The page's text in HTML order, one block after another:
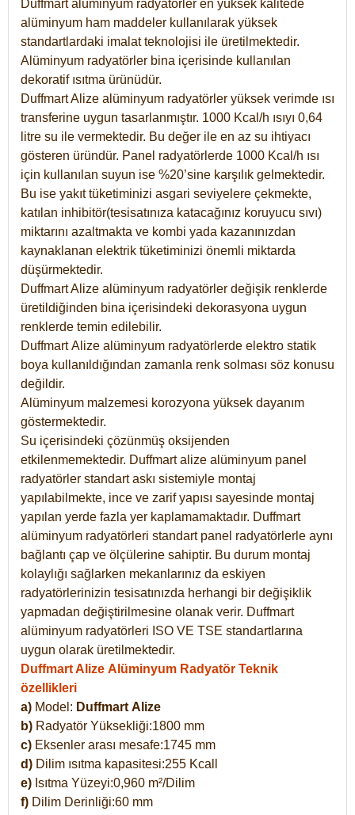
Duffmart alüminyum radyatörler en yüksek kalitede
alüminyum ham maddeler kullanılarak yüksek
standartlardaki imalat teknolojisi ile üretilmektedir.
Alüminyum radyatörler bina içerisinde kullanılan
dekoratif ısıtma ürünüdür.
Duffmart Alize alüminyum radyatörler yüksek verimde ısı
transferine uygun tasarlanmıştır. 1000 Kcal/h ısıyı 0,64
litre su ile vermektedir. Bu değer ile en az su ihtiyacı
gösteren üründür. Panel radyatörlerde 1000 Kcal/h ısı
için kullanılan suyun ise %20’sine karşılık gelmektedir.
Bu ise yakıt tüketiminizi asgari seviyelere çekmekte,
katılan inhibitör(tesisatınıza katacağınız koruyucu sıvı)
miktarını azaltmakta ve kombi yada kazanınızdan
kaynaklanan elektrik tüketiminizi önemli miktarda
düşürmektedir.
Duffmart Alize alüminyum radyatörler değişik renklerde
üretildiğinden bina içerisindeki dekorasyona uygun
renklerde temin edilebilir.
DuffmartAlize alüminyum radyatörlerde elektro statik
boya kullanıldığından zamanla renk solması söz konusu
değildir.
Alüminyum malzemesi korozyona yüksek dayanım
göstermektedir.
Su içerisindeki çözünmüş oksijenden
etkilenmemektedir. Duffmart alize alüminyum panel
radyatörler standart askı sistemiyle montaj
yapılabilmekte, ince ve zarif yapısı sayesinde montaj
yapılan yerde fazla yer kaplamamaktadır. Duffmart
alüminyum radyatörleri standart panel radyatörlerle aynı
bağlantı çap ve ölçülerine sahiptir. Bu durum montaj
kolaylığı sağlarken mekanlarınız da eskiyen
radyatörlerinizin tesisatınızda herhangi bir değişiklik
yapmadan değiştirilmesine olanak verir. Duffmart
alüminyum radyatörleri ISO VE TSE standartlarına
uygun olarak üretilmektedir.
Duffmart Alize Alüminyum Radyatör Teknik
özellikleri
a) Model: Duffmart Alize
b) Radyatör Yüksekliği:1800 mm
c) Eksenler arası mesafe:1745 mm
d) Dilim ısıtma kapasitesi:255 Kcall
e) Isıtma Yüzeyi:0,960 m²/Dilim
f) Dilim Derinliği:60 mm